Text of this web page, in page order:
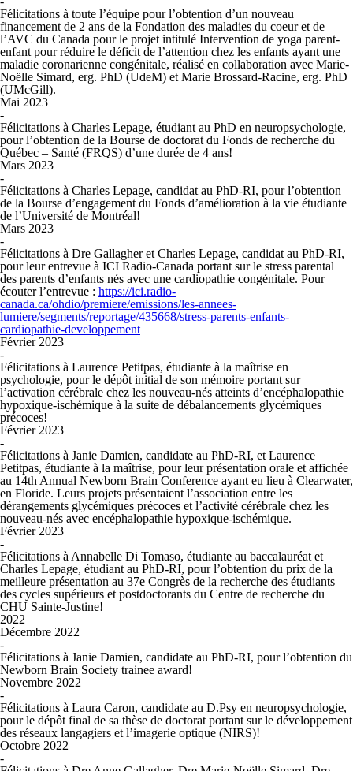
Félicitations à toute l’équipe pour l’obtention d’un nouveau
financement de 2 ans de la Fondation des maladies du coeur et de
l’AVC du Canada pour le projet intitulé Intervention de yoga parent-
enfant pour réduire le déficit de l’attention chez les enfants ayant une
maladie coronarienne congénitale, réalisé en collaboration avec Marie-
Noëlle Simard, erg. PhD (UdeM) et Marie Brossard-Racine, erg. PhD
(UMcGill).
Mai 2023
-
Félicitations à Charles Lepage, étudiant au PhD en neuropsychologie,
pour l’obtention de la Bourse de doctorat du Fonds de recherche du
Québec – Santé (FRQS) d’une durée de 4 ans!
Mars 2023
-
Félicitations à Charles Lepage, candidat au PhD-RI, pour l’obtention
de la Bourse d’engagement du Fonds d’amélioration à la vie étudiante
de l’Université de Montréal!
Mars 2023
-
Félicitations à Dre Gallagher et Charles Lepage, candidat au PhD-RI,
pour leur entrevue à ICI Radio-Canada portant sur le stress parental
des parents d’enfants nés avec une cardiopathie congénitale. Pour
écouter l’entrevue : https://ici.radio-
canada.ca/ohdio/premiere/emissions/les-annees-
lumiere/segments/reportage/435668/stress-parents-enfants-
cardiopathie-developpement
Février 2023
-
Félicitations à Laurence Petitpas, étudiante à la maîtrise en
psychologie, pour le dépôt initial de son mémoire portant sur
l’activation cérébrale chez les nouveau-nés atteints d’encéphalopathie
hypoxique-ischémique à la suite de débalancements glycémiques
précoces!
Février 2023
-
Félicitations à Janie Damien, candidate au PhD-RI, et Laurence
Petitpas, étudiante à la maîtrise, pour leur présentation orale et affichée
au 14th Annual Newborn Brain Conference ayant eu lieu à Clearwater,
en Floride. Leurs projets présentaient l’association entre les
dérangements glycémiques précoces et l’activité cérébrale chez les
nouveau-nés avec encéphalopathie hypoxique-ischémique.
Février 2023
-
Félicitations à Annabelle Di Tomaso, étudiante au baccalauréat et
Charles Lepage, étudiant au PhD-RI, pour l’obtention du prix de la
meilleure présentation au 37e Congrès de la recherche des étudiants
des cycles supérieurs et postdoctorants du Centre de recherche du
CHU Sainte-Justine!
2022
Décembre 2022
-
Félicitations à Janie Damien, candidate au PhD-RI, pour l’obtention du
Newborn Brain Society trainee award!
Novembre 2022
-
Félicitations à Laura Caron, candidate au D.Psy en neuropsychologie,
pour le dépôt final de sa thèse de doctorat portant sur le développement
des réseaux langagiers et l’imagerie optique (NIRS)!
Octobre 2022
-